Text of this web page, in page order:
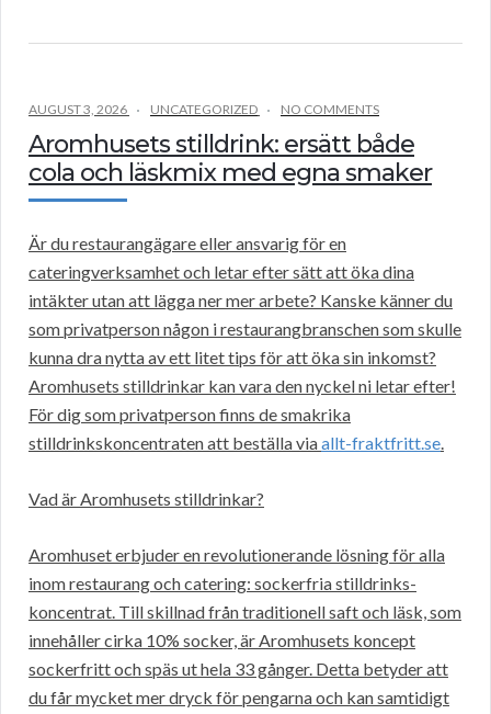
AUGUST 3, 2026 UNCATEGORIZED NO COMMENTS
Aromhusets stilldrink: ersätt både
cola och läskmix med egna smaker
Är du restaurangägare eller ansvarig för en
cateringverksamhet och letar efter sätt att öka dina
intäkter utan att lägga ner mer arbete? Kanske känner du
som privatperson någon i restaurangbranschen som skulle
kunna dra nytta av ett litet tips för att öka sin inkomst?
Aromhusets stilldrinkar kan vara den nyckel ni letar efter!
För dig som privatperson finns de smakrika
stilldrinkskoncentraten att beställa viaallt-fraktfritt.se.
Vad är Aromhusets stilldrinkar?
Aromhuset erbjuder en revolutionerande lösning för alla
inom restaurang och catering: sockerfria stilldrinks-
koncentrat. Till skillnad från traditionell saft och läsk, som
innehåller cirka 10% socker, är Aromhusets koncept
sockerfritt och späs ut hela 33 gånger. Detta betyder att
du får mycket mer dryck för pengarna och kan samtidigt